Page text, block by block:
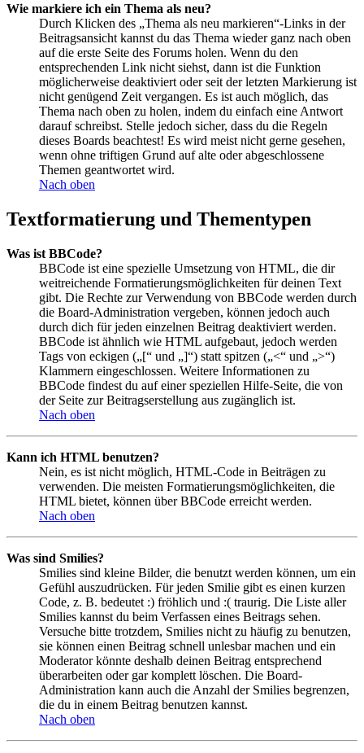
Wie markiere ich ein Thema als neu?
Durch Klicken des „Thema als neu markieren“-Links in der
Beitragsansicht kannst du das Thema wieder ganz nach oben
auf die erste Seite des Forums holen. Wenn du den
entsprechenden Link nicht siehst, dann ist die Funktion
möglicherweise deaktiviert oder seit der letzten Markierung ist
nicht genügend Zeit vergangen. Es ist auch möglich, das
Thema nach oben zu holen, indem du einfach eine Antwort
darauf schreibst. Stelle jedoch sicher, dass du die Regeln
dieses Boards beachtest! Es wird meist nicht gerne gesehen,
wenn ohne triftigen Grund auf alte oder abgeschlossene
Themen geantwortet wird.
Nach oben
Textformatierung und Thementypen
Was ist BBCode?
BBCode ist eine spezielle Umsetzung von HTML, die dir
weitreichende Formatierungsmöglichkeiten für deinen Text
gibt. Die Rechte zur Verwendung von BBCode werden durch
die Board-Administration vergeben, können jedoch auch
durch dich für jeden einzelnen Beitrag deaktiviert werden.
BBCode ist ähnlich wie HTML aufgebaut, jedoch werden
Tags von eckigen („[“ und „]“) statt spitzen („<“ und „>“)
Klammern eingeschlossen. Weitere Informationen zu
BBCode findest du auf einer speziellen Hilfe-Seite, die von
der Seite zur Beitragserstellung aus zugänglich ist.
Nach oben
Kann ich HTML benutzen?
Nein, es ist nicht möglich, HTML-Code in Beiträgen zu
verwenden. Die meisten Formatierungsmöglichkeiten, die
HTML bietet, können über BBCode erreicht werden.
Nach oben
Was sind Smilies?
Smilies sind kleine Bilder, die benutzt werden können, um ein
Gefühl auszudrücken. Für jeden Smilie gibt es einen kurzen
Code, z. B. bedeutet :) fröhlich und :( traurig. Die Liste aller
Smilies kannst du beim Verfassen eines Beitrags sehen.
Versuche bitte trotzdem, Smilies nicht zu häufig zu benutzen,
sie können einen Beitrag schnell unlesbar machen und ein
Moderator könnte deshalb deinen Beitrag entsprechend
überarbeiten oder gar komplett löschen. Die Board-
Administration kann auch die Anzahl der Smilies begrenzen,
die du in einem Beitrag benutzen kannst.
Nach oben